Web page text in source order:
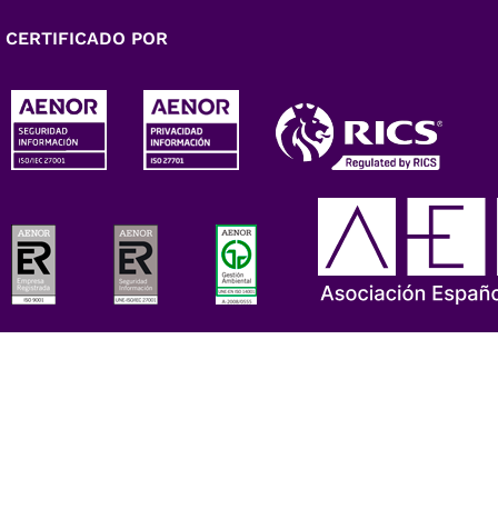
CERTIFICADO POR